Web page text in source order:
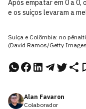
Após empatar em 0 a 0,
e os suíços levaram a
Suíça e Colômbia: no
(David Ramos/Getty
Alan Favaron
Colaborador